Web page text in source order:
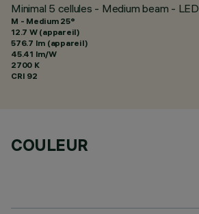
Minimal 5 cellules - Medium beam - LED
M - Medium 25°
12.7 W (appareil)
576.7 lm (appareil)
45.41 lm/W
2700 K
CRI 92
COULEUR